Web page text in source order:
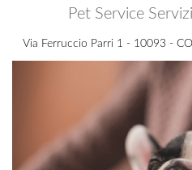
Pet Service
Via Ferruccio Parri 1 - 10093 -